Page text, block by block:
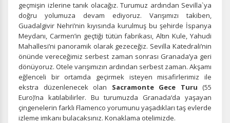
geçmişin izlerine tanık olacağız. Turumuz ardından Sevilla`ya
doğru yolumuza devam ediyoruz. Varışımızı takiben,
Guadalgivir Nehri’nin kıyısında kurulmuş bu şehirde İspanya
Meydanı, Carmen’in geçtiği tütün fabrikası, Altın Kule, Yahudi
Mahallesi’ni panoramik olarak gezeceğiz. Sevilla Katedrali’nin
önünde vereceğimiz serbest zaman sonrası Granada’ya geri
dönüyoruz. Otele varışımızın ardından serbest zaman. Akşamı
eğlenceli bir ortamda geçirmek isteyen misafirlerimiz ile
ekstra düzenlenecek olan Sacramonte Gece Turu (55
Euro)’na katılabilirler. Bu turumuzda Granada‘da yaşayan
çingenelerin farklı Flamenco yorumunu yaşadıkları taş evlerde
izleme imkanı bulacaksınız. Konaklama otelimizde.